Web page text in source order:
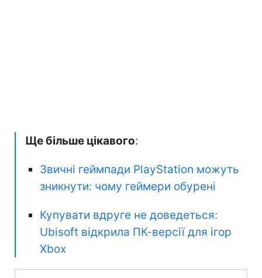
Ще більше цікавого:
Звичні геймпади PlayStation можуть
зникнути: чому геймери обурені
Купувати вдруге не доведеться:
Ubisoft відкрила ПК-версії для ігор
Xbox